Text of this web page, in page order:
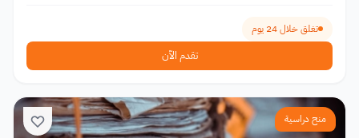
تغلق خلال 24 يوم
تقدم الآن
منح دراسية